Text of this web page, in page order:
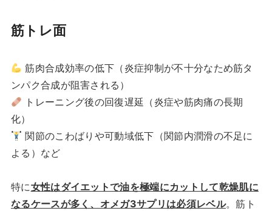
筋トレ面
筋肉合成効率の低下（炎症抑制が不十分なため筋タ
ンパク合成が阻害される）
トレーニング後の回復遅延（炎症や筋肉痛の長期
化）
関節のこわばりや可動域低下（関節内潤滑の不足に
よる）など
特に女性はダイエットで油を極端にカットして乾燥肌に
なるケースが多く、オメガ3サプリは必須レベル。筋ト